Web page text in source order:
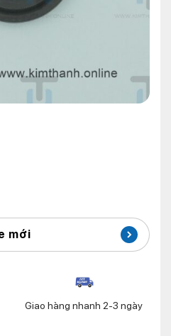
mới
Giao hàng nhanh 2-3 ngày